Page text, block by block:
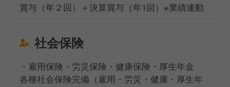
賞与（年２回）＋決算賞与（年1回）※業績連動
社会保険
・雇用保険・労災保険・健康保険・厚生年金
各種社会保険完備（雇用・労災・健康・厚生年